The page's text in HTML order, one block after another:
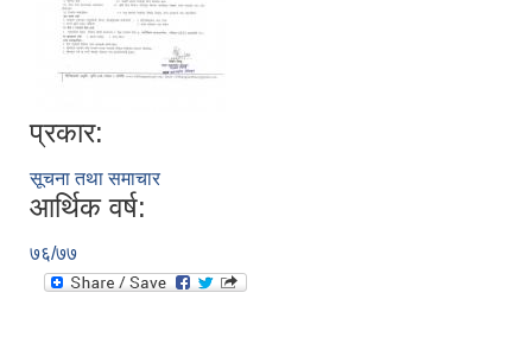
प्रकार:
सूचना तथा समाचार
आर्थिक वर्ष:
७६/७७